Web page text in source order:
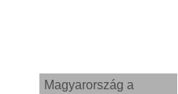
Magyarország a